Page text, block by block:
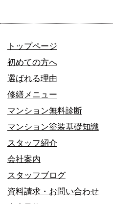
トップページ
初めての方へ
選ばれる理由
修繕メニュー
マンション無料診断
マンション塗装基礎知識
スタッフ紹介
会社案内
スタッフブログ
資料請求・お問い合わせ